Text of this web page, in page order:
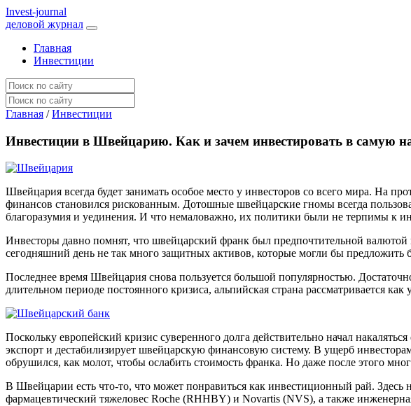
Invest-journal
деловой журнал
Главная
Инвестиции
Главная / Инвестиции
Инвестиции в Швейцарию. Как и зачем инвестировать в самую
Швейцария всегда будет занимать особое место у инвесторов со всего мира. На
финансов становился рискованным. Дотошные швейцарские гномы всегда
благоразумия и уединения. И что немаловажно, их политики были не терпимы к
Инвесторы давно помнят, что швейцарский франк был предпочтительной
сегодняшний день не так много защитных активов, которые могли бы предложить
Последнее время Швейцария снова пользуется большой популярностью.
длительном периоде постоянного кризиса, альпийская страна рассматривается как
Поскольку европейский кризис суверенного долга действительно начал
экспорт и дестабилизирует швейцарскую финансовую систему. В ущерб
обрушился, как молот, чтобы ослабить стоимость франка. Но даже после этого
В Швейцарии есть что-то, что может понравиться как инвестиционный рай.
фармацевтический тяжеловес Roche (RHHBY) и Novartis (NVS), а также